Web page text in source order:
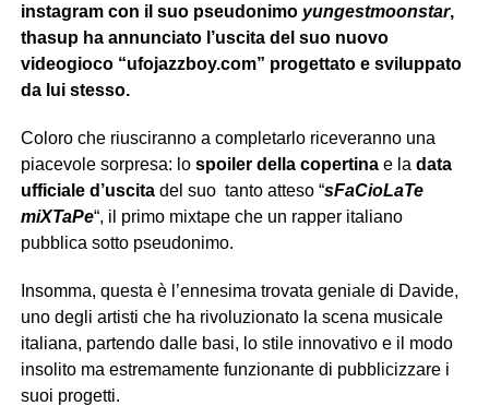
instagram con il suo pseudonimo yungestmoonstar,
thasup ha annunciato l’uscita del suo nuovo
videogioco “ufojazzboy.com” progettato e sviluppato
da lui stesso.
Coloro che riusciranno a completarlo riceveranno una
piacevole sorpresa: lo spoiler della copertinae la data
ufficiale d’uscitadel suo tanto atteso “sFaCioLaTe
miXTaPe“, il primo mixtape che un rapper italiano
pubblica sotto pseudonimo.
Insomma, questa è l’ennesima trovata geniale di Davide,
uno degli artisti che ha rivoluzionato la scena musicale
italiana, partendo dalle basi, lo stile innovativo e il modo
insolito ma estremamente funzionante di pubblicizzare i
suoi progetti.